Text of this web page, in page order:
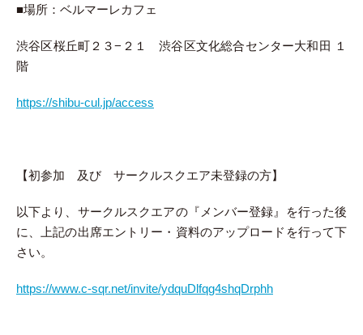
■場所：ベルマーレカフェ
渋谷区桜丘町２３−２１ 渋谷区文化総合センター大和田 １
階
https://shibu-cul.jp/access
【初参加 及び サークルスクエア未登録の方】
以下より、サークルスクエアの『メンバー登録』を行った後
に、上記の出席エントリー・資料のアップロードを行って下
さい。
https://www.c-sqr.net/invite/ydquDlfqg4shqDrphh